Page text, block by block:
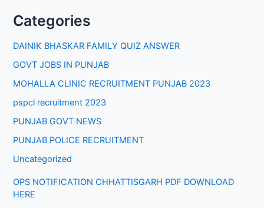
Categories
DAINIK BHASKAR FAMILY QUIZ ANSWER
GOVT JOBS IN PUNJAB
MOHALLA CLINIC RECRUITMENT PUNJAB 2023
pspcl recruitment 2023
PUNJAB GOVT NEWS
PUNJAB POLICE RECRUITMENT
Uncategorized
OPS NOTIFICATION CHHATTISGARH PDF DOWNLOAD
HERE